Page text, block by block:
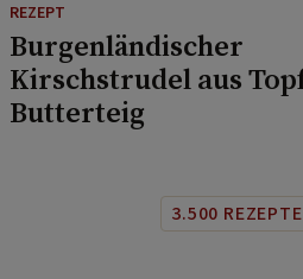
REZEPT
Burgenländischer
Kirschstrudel aus
Butterteig
3.500